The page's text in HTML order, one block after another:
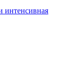
интенсивная